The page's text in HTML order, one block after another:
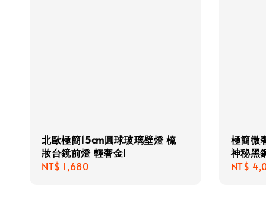
北歐極簡15cm圓球玻璃壁燈 梳
妝台鏡前燈 輕奢金I
Regular
NT$ 1,680
極簡微
神秘黑
NT$